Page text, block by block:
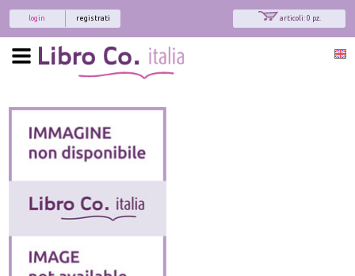
articoli: 0 pz.
registrati
login